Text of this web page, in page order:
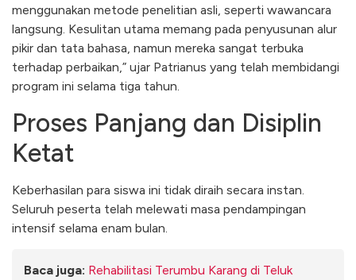
menggunakan metode penelitian asli, seperti wawancara
langsung. Kesulitan utama memang pada penyusunan alur
pikir dan tata bahasa, namun mereka sangat terbuka
terhadap perbaikan,” ujar Patrianus yang telah membidangi
program ini selama tiga tahun.
​Proses Panjang dan Disiplin
Ketat
​Keberhasilan para siswa ini tidak diraih secara instan.
Seluruh peserta telah melewati masa pendampingan
intensif selama enam bulan.
Baca juga: Rehabilitasi Terumbu Karang di Teluk